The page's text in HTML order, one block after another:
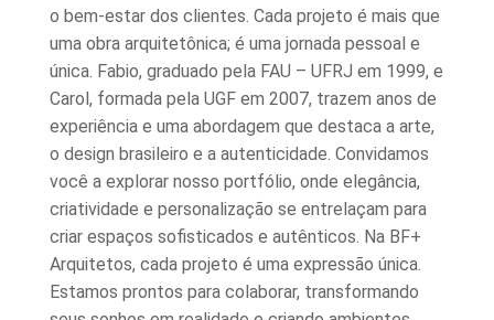
o bem-estar dos clientes. Cada projeto é mais que
uma obra arquitetônica; é uma jornada pessoal e
única. Fabio, graduado pela FAU – UFRJ em 1999, e
Carol, formada pela UGF em 2007, trazem anos de
experiência e uma abordagem que destaca a arte,
o design brasileiro e a autenticidade. Convidamos
você a explorar nosso portfólio, onde elegância,
criatividade e personalização se entrelaçam para
criar espaços sofisticados e autênticos. Na BF+
Arquitetos, cada projeto é uma expressão única.
Estamos prontos para colaborar, transformando